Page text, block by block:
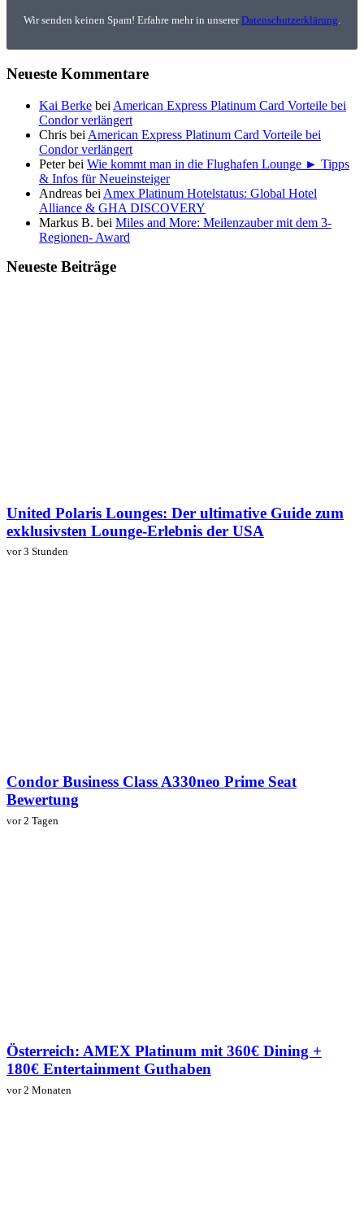
Wir senden keinen Spam! Erfahre mehr in unsererDatenschutzerklärung.
Neueste Kommentare
Kai Berke bei American Express Platinum Card Vorteile bei
Condor verlängert
Chris bei American Express Platinum Card Vorteile bei
Condor verlängert
Peterbei Wie kommt man in die Flughafen Lounge ► Tipps
& Infos für Neueinsteiger
Andreas bei Amex Platinum Hotelstatus: Global Hotel
Alliance & GHA DISCOVERY
Markus B. bei Miles and More: Meilenzauber mit dem 3-
Regionen- Award
Neueste Beiträge
United Polaris Lounges: Der ultimative Guide zum
exklusivsten Lounge-Erlebnis der USA
vor 3 Stunden
Condor Business Class A330neo Prime Seat
Bewertung
vor 2 Tagen
Österreich: AMEX Platinum mit 360€ Dining +
180€ Entertainment Guthaben
vor 2 Monaten